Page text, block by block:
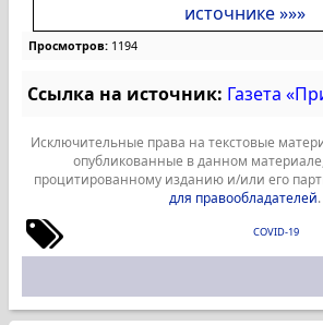
источнике »»»
Просмотров: 1194
Ссылка на источник: Газета
Исключительные права на текстовые
опубликованные в данном
процитированному изданию и/или его
для правообладателей.
COVID-19